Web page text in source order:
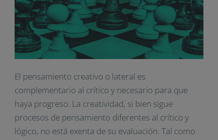
El pensamiento creativo o lateral es
complementario al crítico y necesario para que
haya progreso. La creatividad, si bien sigue
procesos de pensamiento diferentes al crítico y
lógico, no está exenta de su evaluación. Tal como